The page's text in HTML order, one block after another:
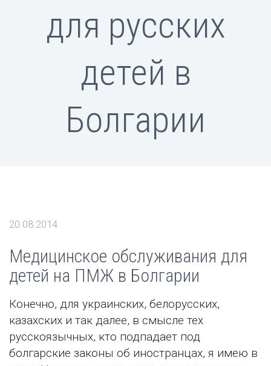
для русских
детей в
Болгарии
20.08.2014
Медицинское обслуживания для
детей на ПМЖ в Болгарии
Конечно, для украинских, белорусских,
казахских и так далее, в смысле тех
русскоязычных, кто подпадает под
болгарские законы об иностранцах, я имею в